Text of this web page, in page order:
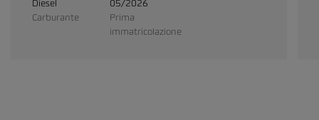
Diesel
Carburante
05/2026
Prima
immatricolazione